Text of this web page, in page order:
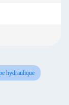
hydraulique